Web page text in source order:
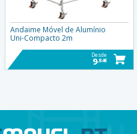
Andaime Móvel de Alumínio
Uni-Compacto 2m
Desde
9,84€